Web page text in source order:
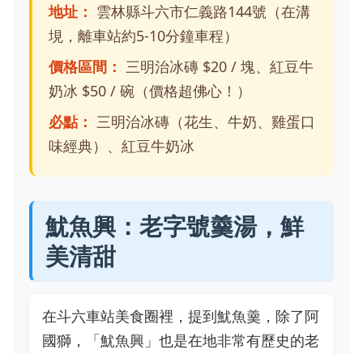
地址： 雲林縣斗六市仁義路144號（在溝
垷，離車站約5-10分鐘車程）
價格區間： 三明治冰磚 $20 / 塊、紅豆牛
奶冰 $50 / 碗（價格超佛心！）
必點： 三明治冰磚（花生、牛奶、雞蛋口
味經典）、紅豆牛奶冰
魷魚興：老字號羹湯，鮮
美清甜
在斗六車站美食圈裡，提到魷魚羹，除了阿
國獅，「魷魚興」也是在地非常有歷史的老